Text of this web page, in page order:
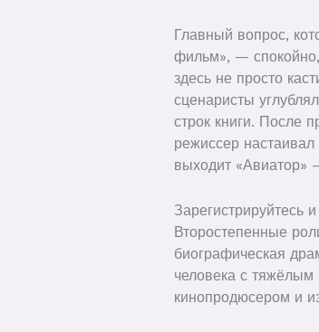
Главный вопрос,
фильм», —
здесь не просто
сценаристы
строк книги. После
режиссер
выходит «Авиатор»
Зарегистрируйтесь
Второстепенные
биографическая
человека с
кинопродюсером и